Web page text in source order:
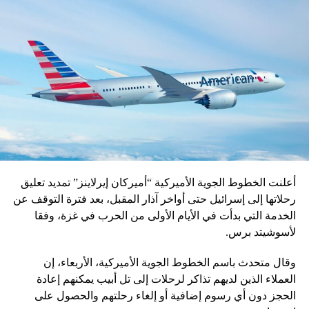
أعلنت الخطوط الجوية الأميركية “أميركان إيرلاينز” تمديد تعليق
رحلاتها إلى إسرائيل حتى أواخر آذار المقبل، بعد فترة التوقف عن
الخدمة التي بدأت في الأيام الأولى من الحرب في غزة، وفقا
لأسوشيتد برس.
وقال متحدث باسم الخطوط الجوية الأميركية، الأربعاء، إن
العملاء الذين لديهم تذاكر لرحلات إلى تل أبيب يمكنهم إعادة
الحجز دون أي رسوم إضافية أو إلغاء رحلتهم والحصول على